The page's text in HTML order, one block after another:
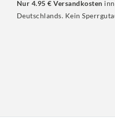
Nur 4.95 € Versandkosten
Deutschlands. Kein